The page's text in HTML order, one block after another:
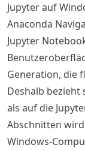
Jupyter auf
Anaconda
Jupyter
Generation, die
Deshalb bezieht
als auf die
Abschnitten
Windows-